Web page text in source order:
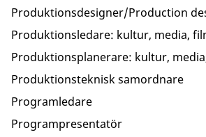
Produktionsdesigner/Production
Produktionsledare: kultur, media,
Produktionsplanerare: kultur,
Produktionsteknisk samordnare
Programledare
Programpresentatör